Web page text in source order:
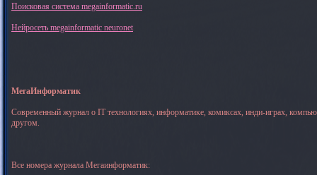
Поисковая система megainformatic.ru
Нейросеть megainformatic neuronet
МегаИнформатик
Современный журнал о IT технологиях, информатике, комиксах, инди-играх,
другом.
Все номера журнала Мегаинформатик: